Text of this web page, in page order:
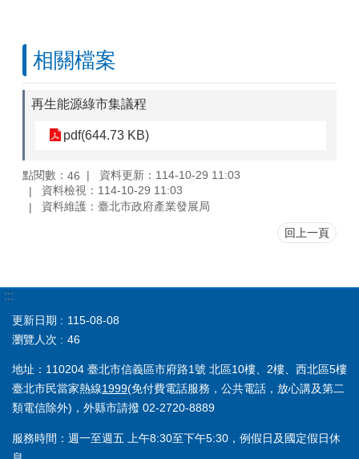
相關檔案
再生能源綠市集議程
pdf(644.73 KB)
點閱數： 46
資料更新：114-10-29 11:03
資料檢視：114-10-29 11:03
資料維護：臺北市政府產業發展局
回上一頁
:::
更新日期
115-08-08
瀏覽人次
46
地址：110204 臺北市信義區市府路1號 北區10樓、2樓、西北區5樓
臺北市民當家熱線1999(免付費電話服務，公共電話，放心講及第二
類電信除外)，外縣市請撥 02-2720-8889
服務時間：週一至週五 上午8:30至下午5:30，例假日及國定假日休